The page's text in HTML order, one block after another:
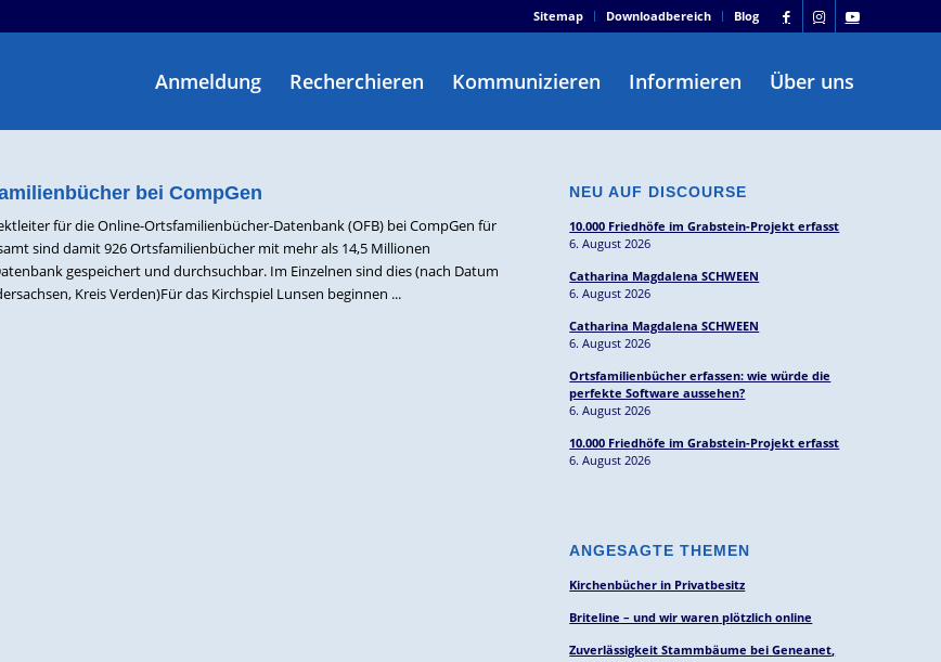
Sitemap Downloadbereich Blog
Anmeldung Recherchieren Kommunizieren Informieren Über uns
bei CompGen
für die Online-Ortsfamilienbücher-Datenbank (OFB) bei CompGen für
sind damit 926 Ortsfamilienbücher mit mehr als 14,5 Millionen
gespeichert und durchsuchbar. Im Einzelnen sind dies (nach Datum
Kreis Verden)Für das Kirchspiel Lunsen beginnen ...
NEU AUF DISCOURSE
10.000 Friedhöfe im Grabstein-Projekt erfasst
6. August 2026
Catharina Magdalena SCHWEEN
6. August 2026
Catharina Magdalena SCHWEEN
6. August 2026
Ortsfamilienbücher erfassen: wie würde die
perfekte Software aussehen?
6. August 2026
10.000 Friedhöfe im Grabstein-Projekt erfasst
6. August 2026
ANGESAGTE THEMEN
Kirchenbücher in Privatbesitz
Briteline – und wir waren plötzlich online
Zuverlässigkeit Stammbäume bei Geneanet,